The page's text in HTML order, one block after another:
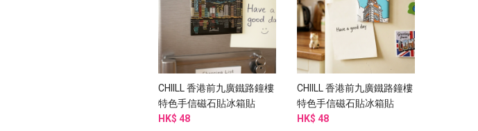
CHIILL 香港前九廣鐵路鐘樓
特色手信磁石貼冰箱貼
HK$ 48
CHIILL 香港前九廣鐵路鐘樓
特色手信磁石貼冰箱貼
HK$ 48